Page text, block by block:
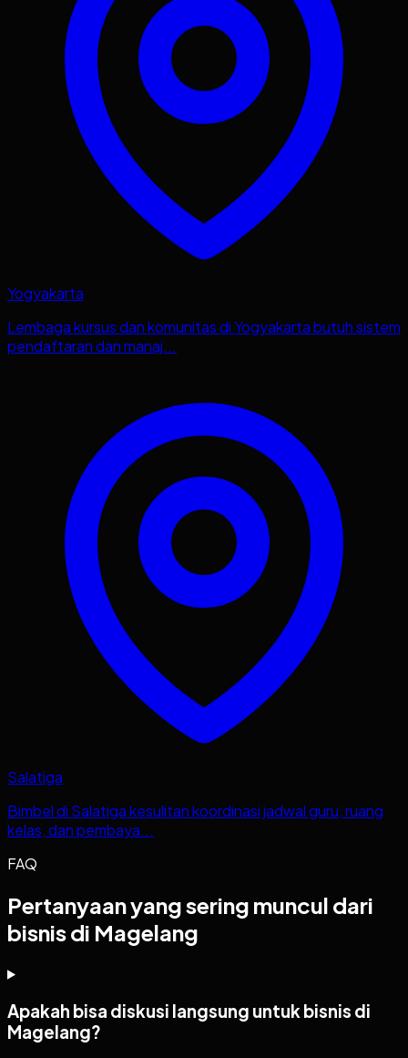
Yogyakarta
Lembaga kursus dan komunitas di Yogyakarta butuh sistem
pendaftaran dan manaj...
Salatiga
Bimbel di Salatiga kesulitan koordinasi jadwal guru, ruang
kelas, dan pembaya...
FAQ
Pertanyaan yang sering muncul dari
bisnis di Magelang
Apakah bisa diskusi langsung untuk bisnis di
Magelang?